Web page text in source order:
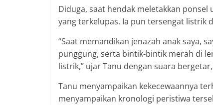
Diduga, saat hendak meletakkan ponsel
yang terkelupas. Ia pun tersengat listrik
“Saat memandikan jenazah anak saya,
punggung, serta bintik-bintik merah di
listrik,” ujar Tanu dengan suara
Tanu menyampaikan kekecewaannya
menyampaikan kronologi peristiwa